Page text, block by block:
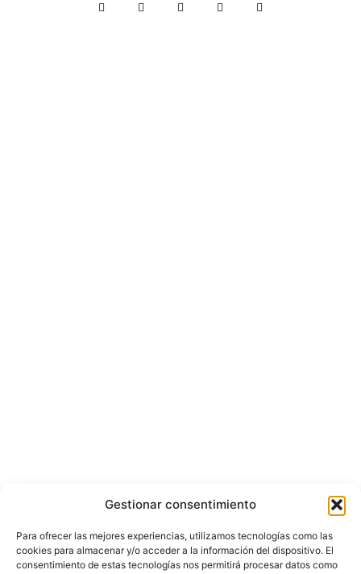
Gestionar consentimiento
Para ofrecer las mejores experiencias, utilizamos tecnologías como las
cookies para almacenar y/o acceder a la información del dispositivo. El
consentimiento de estas tecnologías nos permitirá procesar datos como